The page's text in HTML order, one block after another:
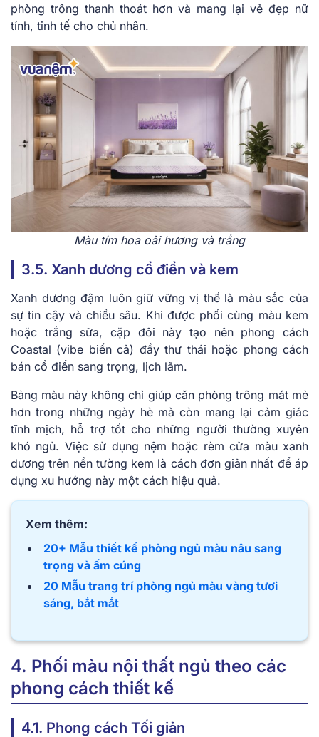
phòng trông thanh thoát hơn và mang lại vẻ đẹp nữ
tính, tinh tế cho chủ nhân.
Màu tím hoa oải hương và trắng
3.5. Xanh dương cổ điển và kem
Xanh dương đậm luôn giữ vững vị thế là màu sắc của
sự tin cậy và chiều sâu. Khi được phối cùng màu kem
hoặc trắng sữa, cặp đôi này tạo nên phong cách
Coastal (vibe biển cả) đầy thư thái hoặc phong cách
bán cổ điển sang trọng, lịch lãm.
Bảng màu này không chỉ giúp căn phòng trông mát mẻ
hơn trong những ngày hè mà còn mang lại cảm giác
tĩnh mịch, hỗ trợ tốt cho những người thường xuyên
khó ngủ. Việc sử dụng nệm hoặc rèm cửa màu xanh
dương trên nền tường kem là cách đơn giản nhất để áp
dụng xu hướng này một cách hiệu quả.
Xem thêm:
20+ Mẫu thiết kế phòng ngủ màu nâu sang
trọng và ấm cúng
20 Mẫu trang trí phòng ngủ màu vàng tươi
sáng, bắt mắt
4. Phối màu nội thất ngủ theo các
phong cách thiết kế
4.1. Phong cách Tối giản